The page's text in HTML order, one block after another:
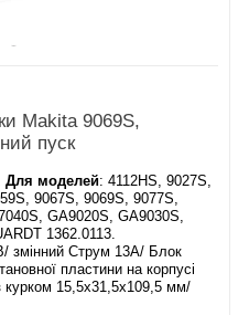
Makita 9069S,
пуск
Для моделей: 4112HS, 9027S,
9067S, 9069S, 9077S,
GA9020S, GA9030S,
1362.0113.
змінний Струм 13А/ Блок
пластини на корпусі
курком 15,5х31,5х109,5 мм/